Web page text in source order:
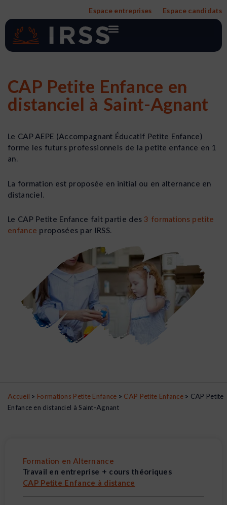
contenu
Espace entreprises Espace candidats
CAP Petite Enfance en
distanciel à Saint-Agnant
Le CAP AEPE (Accompagnant Éducatif Petite Enfance)
forme les futurs professionnels de la petite enfance en 1
an.
La formation est proposée en initial ou en alternance en
distanciel.
Le CAP Petite Enfance fait partie des3 formations petite
enfance proposées par IRSS.
Accueil > Formations Petite Enfance > CAP Petite Enfance> CAP Petite
Enfance en distanciel à Saint-Agnant
Formation en Alternance
Travail en entreprise + cours théoriques
CAP Petite Enfance à distance